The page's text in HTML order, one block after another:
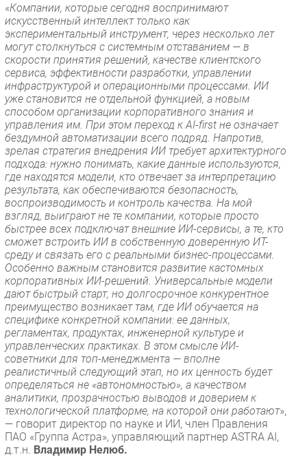
«Компании, которые сегодня воспринимают
искусственный интеллект только как
экспериментальный инструмент, через несколько лет
могут столкнуться с системным отставанием — в
скорости принятия решений, качестве клиентского
сервиса, эффективности разработки, управлении
инфраструктурой и операционными процессами. ИИ
уже становится не отдельной функцией, а новым
способом организации корпоративного знания и
управления им. При этом переход к AI-first не означает
бездумной автоматизации всего подряд. Напротив,
зрелая стратегия внедрения ИИ требует архитектурного
подхода: нужно понимать, какие данные используются,
где находятся модели, кто отвечает за интерпретацию
результата, как обеспечиваются безопасность,
воспроизводимость и контроль качества. На мой
взгляд, выиграют не те компании, которые просто
быстрее всех подключат внешние ИИ-сервисы, а те, кто
сможет встроить ИИ в собственную доверенную ИТ-
среду и связать его с реальными бизнес-процессами.
Особенно важным становится развитие кастомных
корпоративных ИИ-решений. Универсальные модели
дают быстрый старт, но долгосрочное конкурентное
преимущество возникает там, где ИИ обучается на
специфике конкретной компании: ее данных,
регламентах, продуктах, инженерной культуре и
управленческих практиках. В этом смысле ИИ-
советники для топ-менеджмента — вполне
реалистичный следующий этап, но их ценность будет
определяться не «автономностью», а качеством
аналитики, прозрачностью выводов и доверием к
технологической платформе, на которой они работают»,
— говорит директор по науке и ИИ, член Правления
ПАО «Группа Астра», управляющий партнер ASTRA AI,
д.т.н. Владимир Нелюб.